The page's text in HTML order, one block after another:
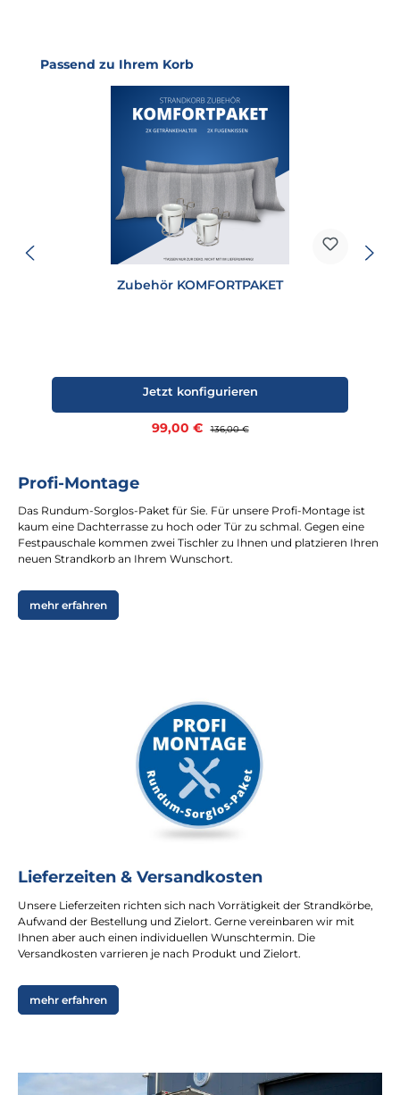
Produktgalerie überspringen
Passend zu Ihrem Korb
Zubehör KOMFORTPAKET
Verkaufspreis:
99,00 € Regulärer Preis:
136,00 €
Jetzt konfigurieren
Profi-Montage
Das Rundum-Sorglos-Paket für Sie. Für unsere Profi-Montage ist
kaum eine Dachterrasse zu hoch oder Tür zu schmal. Gegen eine
Festpauschale kommen zwei Tischler zu Ihnen und platzieren Ihren
neuen Strandkorb an Ihrem Wunschort.
mehr erfahren
Lieferzeiten & Versandkosten
Unsere Lieferzeiten richten sich nach Vorrätigkeit der Strandkörbe,
Aufwand der Bestellung und Zielort. Gerne vereinbaren wir mit
Ihnen aber auch einen individuellen Wunschtermin. Die
Versandkosten varrieren je nach Produkt und Zielort.
mehr erfahren